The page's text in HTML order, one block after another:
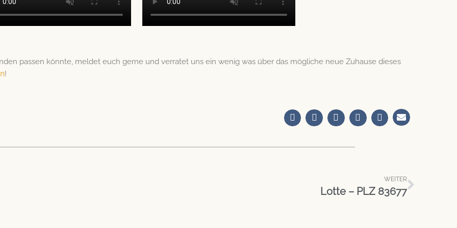
passen könnte, meldet euch gerne und verratet uns ein wenig was über das mögliche neue Zuhause dieses
!
WEITER
Lotte – PLZ 83677